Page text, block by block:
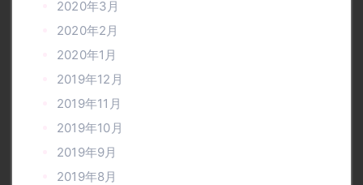
2020年3月
2020年2月
2020年1月
2019年12月
2019年11月
2019年10月
2019年9月
2019年8月